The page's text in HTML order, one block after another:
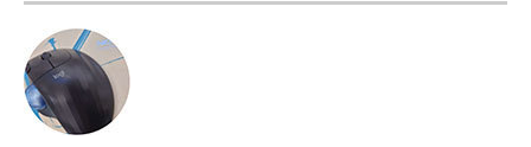
ちょっと気になるネットの話題